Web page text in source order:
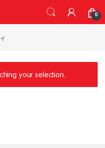
0
your selection.